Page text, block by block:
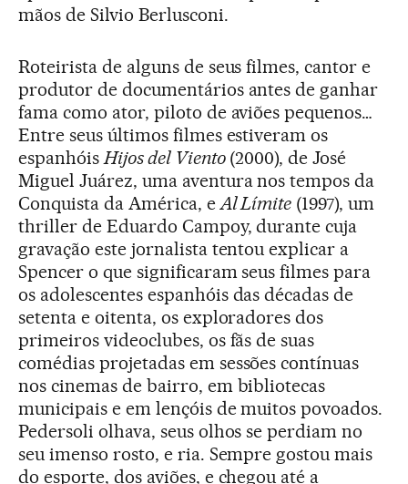
mãos de Silvio Berlusconi.
Roteirista de alguns de seus filmes, cantor e
produtor de documentários antes de ganhar
fama como ator, piloto de aviões pequenos…
Entre seus últimos filmes estiveram os
espanhóisHijos del Viento(2000), de José
Miguel Juárez, uma aventura nos tempos da
Conquista da América, eAl Límite (1997), um
thriller de Eduardo Campoy, durante cuja
gravação este jornalista tentou explicar a
Spencer o que significaram seus filmes para
os adolescentes espanhóis das décadas de
setenta e oitenta, os exploradores dos
primeiros videoclubes, os fãs de suas
comédias projetadas em sessões contínuas
nos cinemas de bairro, em bibliotecas
municipais e em lençóis de muitos povoados.
Pedersoli olhava, seus olhos se perdiam no
seu imenso rosto, e ria. Sempre gostou mais
do esporte, dos aviões, e chegou até a